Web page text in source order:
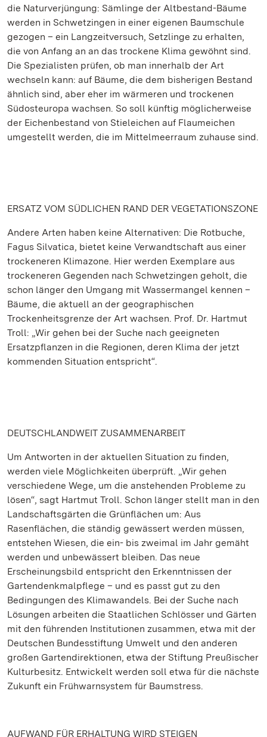
die Naturverjüngung: Sämlinge der Altbestand-Bäume
werden in Schwetzingen in einer eigenen Baumschule
gezogen – ein Langzeitversuch, Setzlinge zu erhalten,
die von Anfang an an das trockene Klima gewöhnt sind.
Die Spezialisten prüfen, ob man innerhalb der Art
wechseln kann: auf Bäume, die dem bisherigen Bestand
ähnlich sind, aber eher im wärmeren und trockenen
Südosteuropa wachsen. So soll künftig möglicherweise
der Eichenbestand von Stieleichen auf Flaumeichen
umgestellt werden, die im Mittelmeerraum zuhause sind.
ERSATZ VOM SÜDLICHEN RAND DER VEGETATIONSZONE
Andere Arten haben keine Alternativen: Die Rotbuche,
Fagus Silvatica, bietet keine Verwandtschaft aus einer
trockeneren Klimazone. Hier werden Exemplare aus
trockeneren Gegenden nach Schwetzingen geholt, die
schon länger den Umgang mit Wassermangel kennen –
Bäume, die aktuell an der geographischen
Trockenheitsgrenze der Art wachsen. Prof. Dr. Hartmut
Troll: „Wir gehen bei der Suche nach geeigneten
Ersatzpflanzen in die Regionen, deren Klima der jetzt
kommenden Situation entspricht“.
DEUTSCHLANDWEIT ZUSAMMENARBEIT
Um Antworten in der aktuellen Situation zu finden,
werden viele Möglichkeiten überprüft. „Wir gehen
verschiedene Wege, um die anstehenden Probleme zu
lösen“, sagt Hartmut Troll. Schon länger stellt man in den
Landschaftsgärten die Grünflächen um: Aus
Rasenflächen, die ständig gewässert werden müssen,
entstehen Wiesen, die ein- bis zweimal im Jahr gemäht
werden und unbewässert bleiben. Das neue
Erscheinungsbild entspricht den Erkenntnissen der
Gartendenkmalpflege – und es passt gut zu den
Bedingungen des Klimawandels. Bei der Suche nach
Lösungen arbeiten die Staatlichen Schlösser und Gärten
mit den führenden Institutionen zusammen, etwa mit der
Deutschen Bundesstiftung Umwelt und den anderen
großen Gartendirektionen, etwa der Stiftung Preußischer
Kulturbesitz. Entwickelt werden soll etwa für die nächste
Zukunft ein Frühwarnsystem für Baumstress.
AUFWAND FÜR ERHALTUNG WIRD STEIGEN